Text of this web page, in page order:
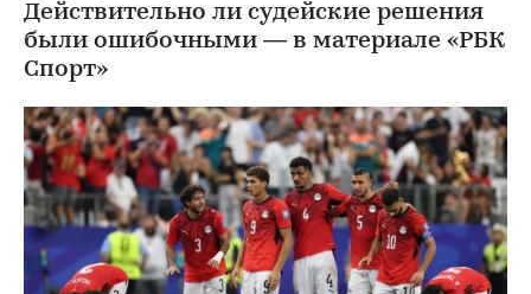
Действительно ли судейские решения
были ошибочными — в материале «РБК
Спорт»